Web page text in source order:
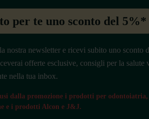
per te uno sconto del 5%*
nostra newsletter e ricevi subito uno sconto
offerte esclusive, consigli per la salute
nella tua inbox.
dalla promozione i prodotti per
e i prodotti Alcon e J&J.